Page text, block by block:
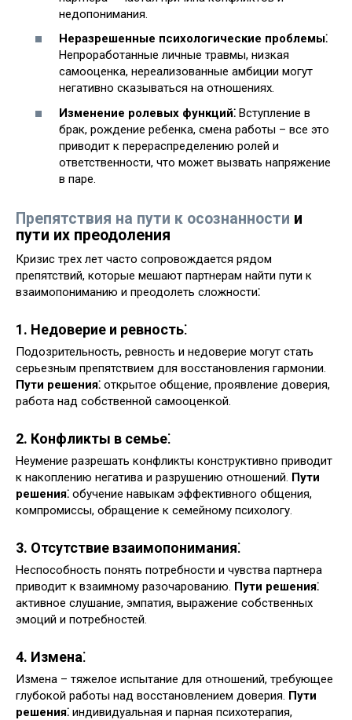
недопонимания.
Неразрешенные психологические проблемы⁚
Непроработанные личные травмы, низкая
самооценка, нереализованные амбиции могут
негативно сказываться на отношениях.
Изменение ролевых функций⁚ Вступление в
брак, рождение ребенка, смена работы – все это
приводит к перераспределению ролей и
ответственности, что может вызвать напряжение
в паре.
Препятствия на пути к осознанности и
пути их преодоления
Кризис трех лет часто сопровождается рядом
препятствий, которые мешают партнерам найти пути к
взаимопониманию и преодолеть сложности⁚
1. Недоверие и ревность⁚
Подозрительность, ревность и недоверие могут стать
серьезным препятствием для восстановления гармонии.
Пути решения⁚ открытое общение, проявление доверия,
работа над собственной самооценкой.
2. Конфликты в семье⁚
Неумение разрешать конфликты конструктивно приводит
к накоплению негатива и разрушению отношений. Пути
решения⁚ обучение навыкам эффективного общения,
компромиссы, обращение к семейному психологу.
3. Отсутствие взаимопонимания⁚
Неспособность понять потребности и чувства партнера
приводит к взаимному разочарованию. Пути решения⁚
активное слушание, эмпатия, выражение собственных
эмоций и потребностей.
4. Измена⁚
Измена – тяжелое испытание для отношений, требующее
глубокой работы над восстановлением доверия. Пути
решения⁚ индивидуальная и парная психотерапия,